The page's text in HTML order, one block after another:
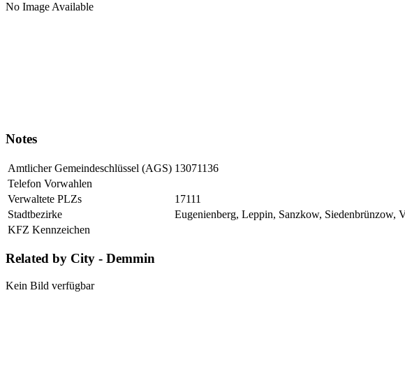
No Image Available
Notes
Amtlicher Gemeindeschlüssel (AGS) 13071136
Telefon Vorwahlen
Verwaltete PLZs
17111
Stadtbezirke
Eugenienberg, Leppin, Sanzkow, Siedenbrünzow,
KFZ Kennzeichen
Related by City - Demmin
Kein Bild verfügbar